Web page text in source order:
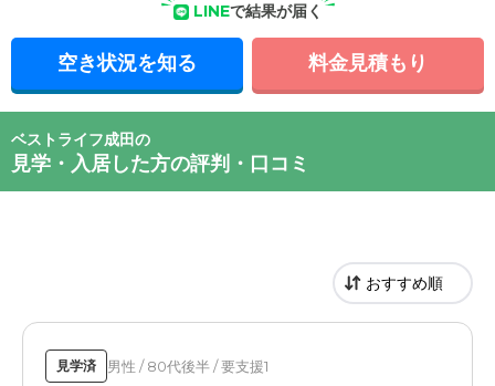
LINEで結果が届く
空き状況を知る 料金見積もり
ベストライフ成田の
見学・入居した方の評判・口コミ
見学済 男性 / 80代後半 / 要支援1